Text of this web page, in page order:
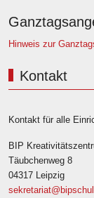
Hinweis zur
Kontakt
Kontakt für alle
BIP
Täubchenweg 8
04317 Leipzig